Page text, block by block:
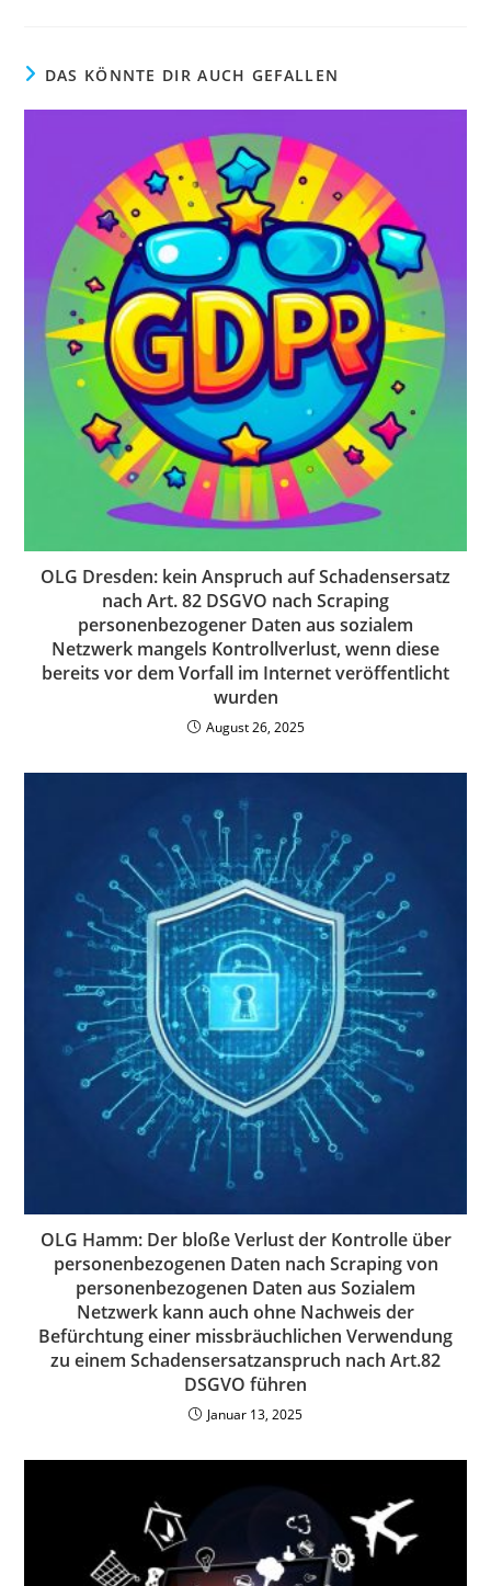
DAS KÖNNTE DIR AUCH GEFALLEN
OLG Dresden: kein Anspruch auf Schadensersatz
nach Art. 82 DSGVO nach Scraping
personenbezogener Daten aus sozialem
Netzwerk mangels Kontrollverlust, wenn diese
bereits vor dem Vorfall im Internet veröffentlicht
wurden
August 26, 2025
OLG Hamm: Der bloße Verlust der Kontrolle über
personenbezogenen Daten nach Scraping von
personenbezogenen Daten aus Sozialem
Netzwerk kann auch ohne Nachweis der
Befürchtung einer missbräuchlichen Verwendung
zu einem Schadensersatzanspruch nach Art.82
DSGVO führen
Januar 13, 2025